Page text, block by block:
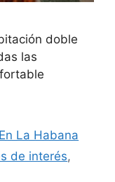
doble
las
En La Habana
de interés,